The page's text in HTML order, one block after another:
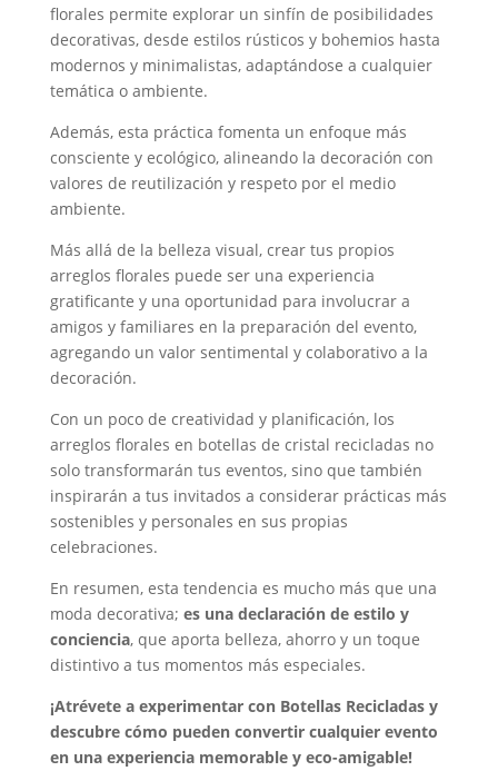
florales permite explorar un sinfín de posibilidades
decorativas, desde estilos rústicos y bohemios hasta
modernos y minimalistas, adaptándose a cualquier
temática o ambiente.
Además, esta práctica fomenta un enfoque más
consciente y ecológico, alineando la decoración con
valores de reutilización y respeto por el medio
ambiente.
Más allá de la belleza visual, crear tus propios
arreglos florales puede ser una experiencia
gratificante y una oportunidad para involucrar a
amigos y familiares en la preparación del evento,
agregando un valor sentimental y colaborativo a la
decoración.
Con un poco de creatividad y planificación, los
arreglos florales en botellas de cristal recicladas no
solo transformarán tus eventos, sino que también
inspirarán a tus invitados a considerar prácticas más
sostenibles y personales en sus propias
celebraciones.
En resumen, esta tendencia es mucho más que una
moda decorativa; es una declaración de estilo y
conciencia, que aporta belleza, ahorro y un toque
distintivo a tus momentos más especiales.
¡Atrévete a experimentar con Botellas Recicladas y
descubre cómo pueden convertir cualquier evento
en una experiencia memorable y eco-amigable!